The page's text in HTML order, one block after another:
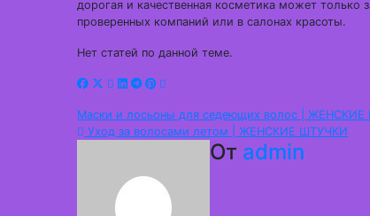
дорогая и качественная косметика может
проверенных компаний или в салонах красоты.
Нет статей по данной теме.
Навигация
записям
Маски и лосьоны для седеющих волос |
Уход за волосами летом | ЖЕНСКИЕ ШТУЧКИ
От admin